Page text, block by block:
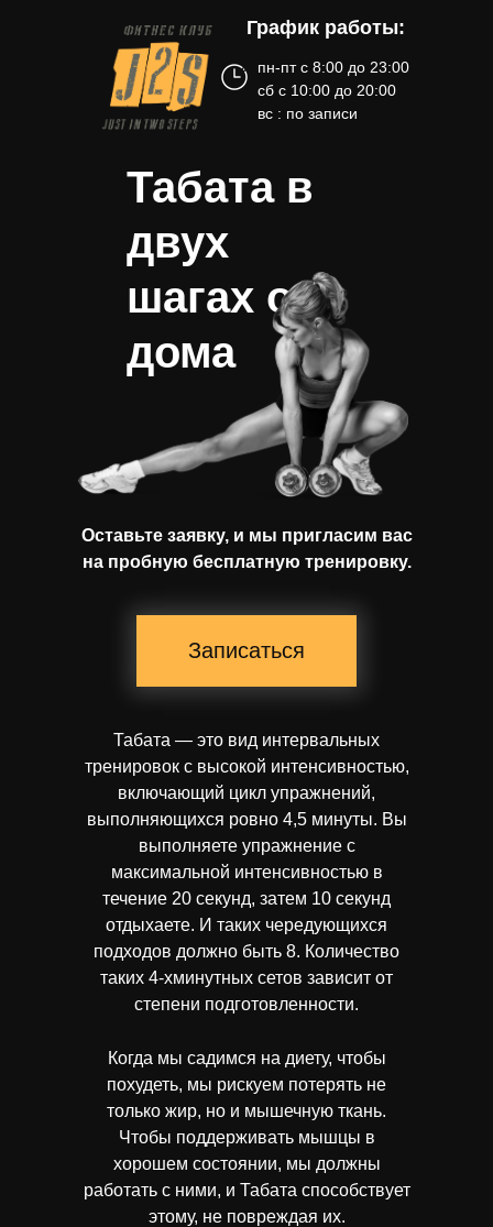
График работы:
пн-пт с 8:00 до 23:00
сб с 10:00 до 20:00
вс : по записи
Табата в
двух
шагах от
дома
Оставьте заявку, и мы пригласим вас
на пробную бесплатную тренировку.
Записаться
Табата — это вид интервальных
тренировок с высокой интенсивностью,
включающий цикл упражнений,
выполняющихся ровно 4,5 минуты. Вы
выполняете упражнение с
максимальной интенсивностью в
течение 20 секунд, затем 10 секунд
отдыхаете. И таких чередующихся
подходов должно быть 8. Количество
таких 4-хминутных сетов зависит от
степени подготовленности.
Когда мы садимся на диету, чтобы
похудеть, мы рискуем потерять не
только жир, но и мышечную ткань.
Чтобы поддерживать мышцы в
хорошем состоянии, мы должны
работать с ними, и Табата способствует
этому, не повреждая их.